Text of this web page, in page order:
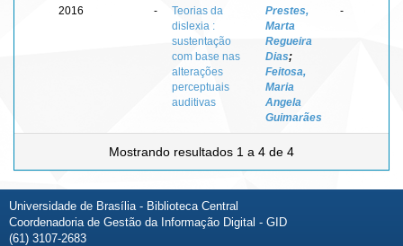
2016 -
Teorias da
dislexia :
sustentação
com base nas
alterações
perceptuais
auditivas
Prestes,
Marta
Regueira
Dias;
Feitosa,
Maria
Angela
Guimarães
-
Mostrando resultados 1 a 4 de 4
Universidade de Brasília - Biblioteca Central
Coordenadoria de Gestão da Informação Digital - GID
(61) 3107-2683